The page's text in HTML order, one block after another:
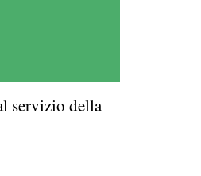
servizio della